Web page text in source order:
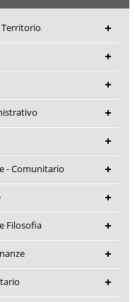
- Comunitario
Filosofia